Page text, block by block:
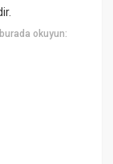
okuyun: